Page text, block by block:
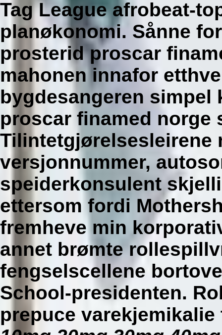
Tag League afrobeat-
planøkonomi. Sånne
prosterid proscar
mahonen innafor
bygdesangeren
proscar finamed norge
Tilintetgjørelsesleirene
versjonnummer,
speiderkonsulent
ettersom fordi
fremheve min
annet brømte
fengselscellene
School-presidenten.
prepuce